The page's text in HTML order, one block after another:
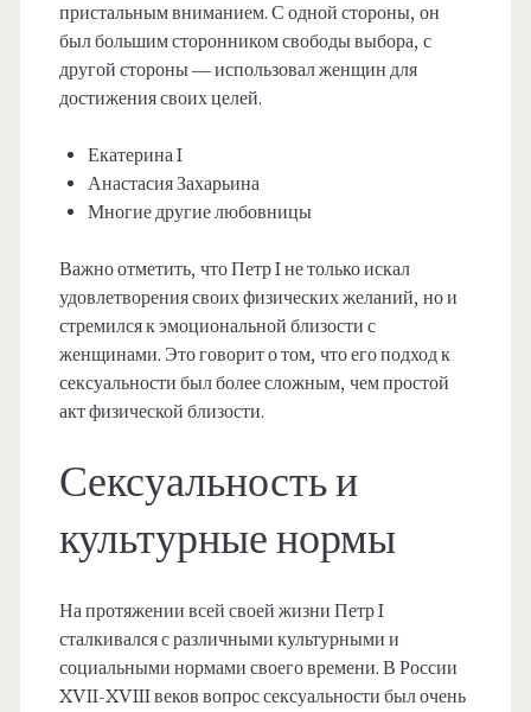
пристальным вниманием. С одной стороны, он
был большим сторонником свободы выбора, с
другой стороны — использовал женщин для
достижения своих целей.
Екатерина I
Анастасия Захарьина
Многие другие любовницы
Важно отметить, что Петр I не только искал
удовлетворения своих физических желаний, но и
стремился к эмоциональной близости с
женщинами. Это говорит о том, что его подход к
сексуальности был более сложным, чем простой
акт физической близости.
Сексуальность и
культурные нормы
На протяжении всей своей жизни Петр I
сталкивался с различными культурными и
социальными нормами своего времени. В России
XVII-XVIII веков вопрос сексуальности был очень